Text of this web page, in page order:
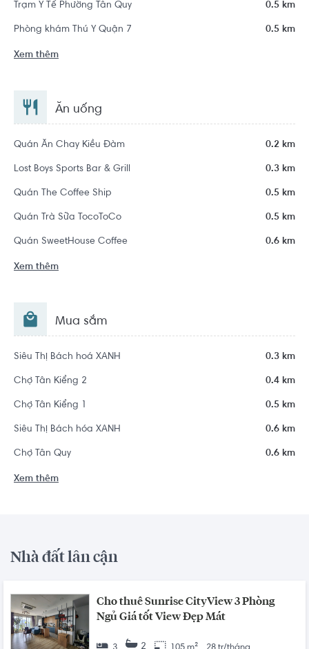
Trạm Y Tế Phường Tân Quy 0.5 km
Phòng khám Thú Y Quận 7 0.5 km
Xem thêm
Ăn uống
Quán Ăn Chay Kiều Đàm 0.2 km
Lost Boys Sports Bar & Grill 0.3 km
Quán The Coffee Ship 0.5 km
Quán Trà Sữa TocoToCo 0.5 km
Quán SweetHouse Coffee 0.6 km
Xem thêm
Mua sắm
Siêu Thị Bách hoá XANH 0.3 km
Chợ Tân Kiểng 2 0.4 km
Chợ Tân Kiểng 1 0.5 km
Siêu Thị Bách hóa XANH 0.6 km
Chợ Tân Quy 0.6 km
Xem thêm
Nhà đất lân cận
Cho thuê Sunrise CityView 3 Phòng
Ngủ Giá tốt View Đẹp Mát
2